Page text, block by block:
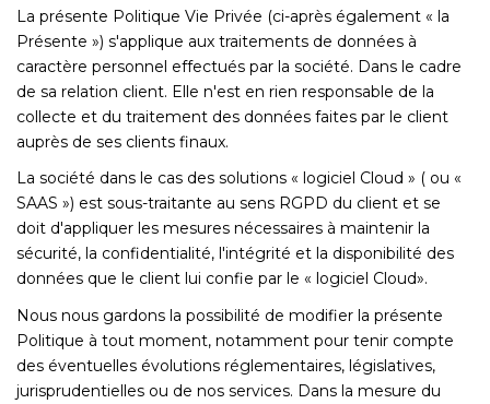
La présente Politique Vie Privée (ci-après également « la
Présente ») s'applique aux traitements de données à
caractère personnel effectués par la société. Dans le cadre
de sa relation client. Elle n'est en rien responsable de la
collecte et du traitement des données faites par le client
auprès de ses clients finaux.
La société dans le cas des solutions « logiciel Cloud » ( ou «
SAAS ») est sous-traitante au sens RGPD du client et se
doit d'appliquer les mesures nécessaires à maintenir la
sécurité, la confidentialité, l'intégrité et la disponibilité des
données que le client lui confie par le « logiciel Cloud».
Nous nous gardons la possibilité de modifier la présente
Politique à tout moment, notamment pour tenir compte
des éventuelles évolutions réglementaires, législatives,
jurisprudentielles ou de nos services. Dans la mesure du